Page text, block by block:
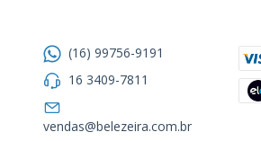
(16) 99756-9191
16 3409-7811
vendas@belezeira.com.br